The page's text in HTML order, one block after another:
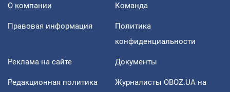
О компании Команда
Правовая информация
Политика
конфиденциальности
Реклама на сайте Документы
Редакционная политика
Журналисты OBOZ.UA на